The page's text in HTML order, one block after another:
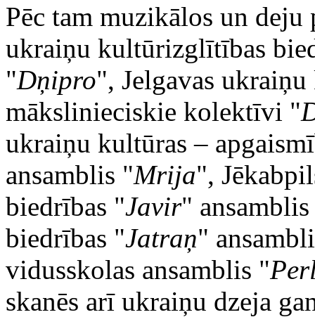
Pēc tam muzikālos un deju
ukraiņu kultūrizglītības
"Dņipro", Jelgavas
mākslinieciskie kolektīvi "
ukraiņu kultūras –
ansamblis "Mrija",
biedrības "Javir"
biedrības "Jatraņ"
vidusskolas ansamblis "
skanēs arī ukraiņu dzeja